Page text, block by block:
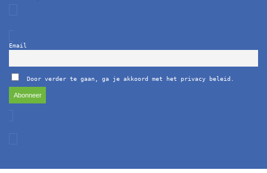
Email
Door verder te gaan, ga je akkoord met het privacy beleid.